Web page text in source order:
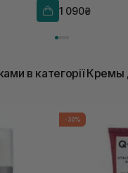
1 090₴
в категорії
-30%